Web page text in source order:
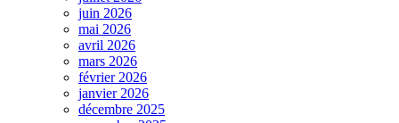
juin 2026
mai 2026
avril 2026
mars 2026
février 2026
janvier 2026
décembre 2025